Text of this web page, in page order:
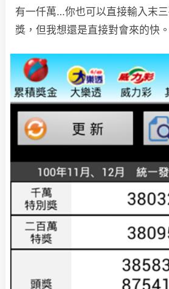
有一仟萬…你也可以直接輸入末
獎，但我想還是直接對會來的快。